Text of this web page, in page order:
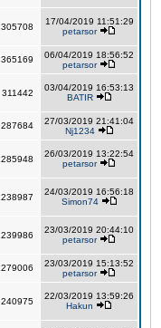
305708
17/04/2019 11:51:29
petarsor
365169
06/04/2019 18:56:52
petarsor
311442
03/04/2019 16:53:13
BATIR
287684
27/03/2019 21:41:04
Nj1234
285948
26/03/2019 13:22:54
petarsor
238987
24/03/2019 16:56:18
Simon74
239986
23/03/2019 20:44:10
petarsor
279006
23/03/2019 15:13:52
petarsor
240975
22/03/2019 13:59:26
Hakun